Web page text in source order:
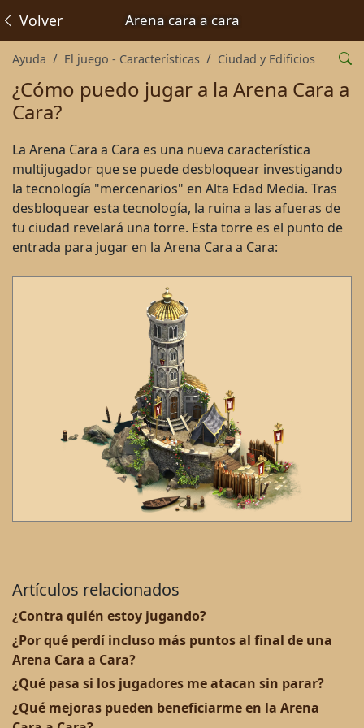
Arena cara a cara
Volver
Ayuda El juego - Características Ciudad y Edificios
¿Cómo puedo jugar a la Arena Cara a
Cara?
La Arena Cara a Cara es una nueva característica
multijugador que se puede desbloquear investigando
la tecnología "mercenarios" en Alta Edad Media. Tras
desbloquear esta tecnología, la ruina a las afueras de
tu ciudad revelará una torre. Esta torre es el punto de
entrada para jugar en la Arena Cara a Cara:
Artículos relacionados
¿Contra quién estoy jugando?
¿Por qué perdí incluso más puntos al final de una
Arena Cara a Cara?
¿Qué pasa si los jugadores me atacan sin parar?
¿Qué mejoras pueden beneficiarme en la Arena